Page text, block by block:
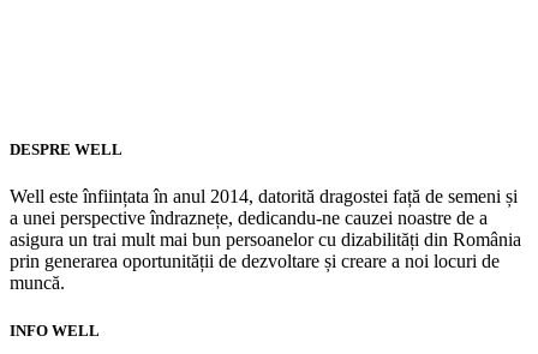
DESPRE WELL
Well este înființata în anul 2014, datorită dragostei față de semeni și
a unei perspective îndraznețe, dedicandu-ne cauzei noastre de a
asigura un trai mult mai bun persoanelor cu dizabilități din România
prin generarea oportunității de dezvoltare și creare a noi locuri de
muncă.
INFO WELL